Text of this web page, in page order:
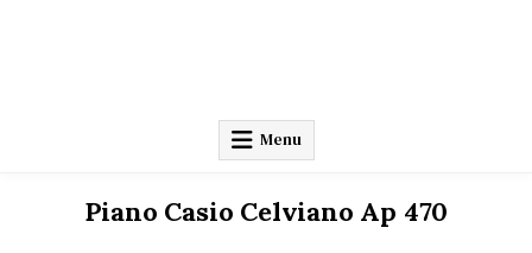
Menu
Piano Casio Celviano Ap 470